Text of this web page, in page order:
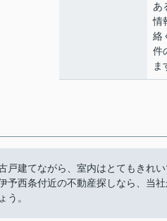
あ
情
絡
件
ま
戸建てながら、室内はとてもきれ
西条付近の不動産探しなら、当
う。